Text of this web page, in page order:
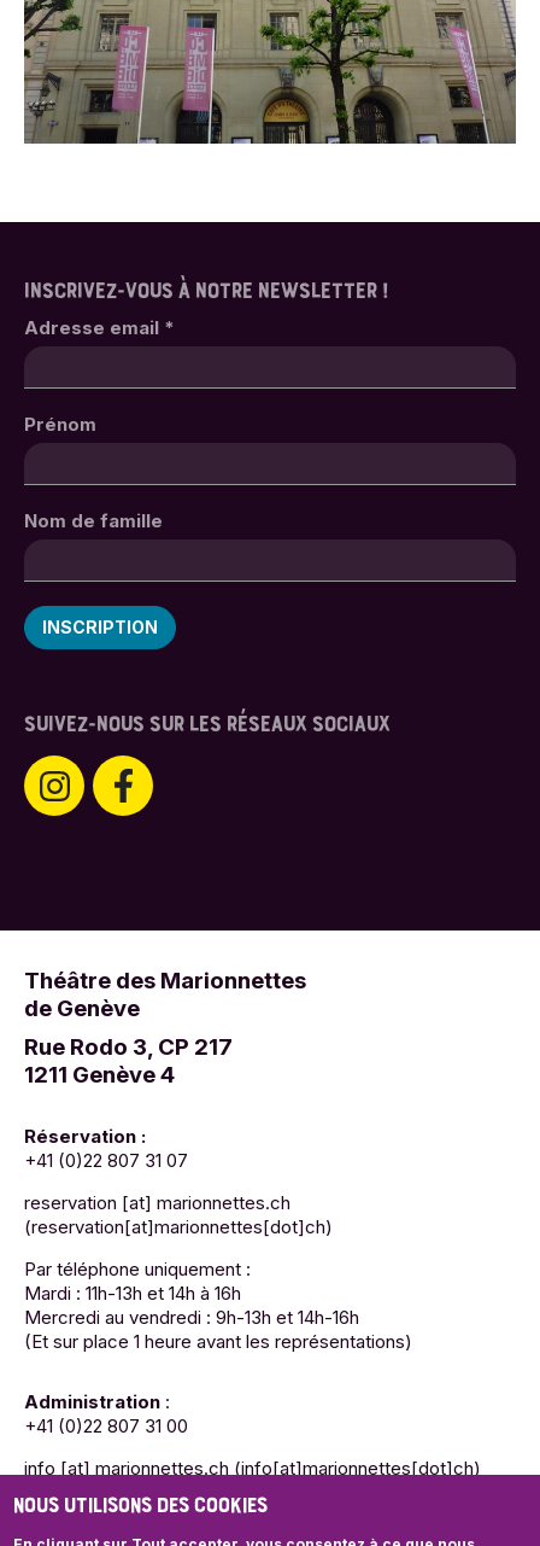
INSCRIVEZ-VOUS À NOTRE NEWSLETTER !
Adresse email *
Prénom
Nom de famille
SUIVEZ-NOUS SUR LES RÉSEAUX SOCIAUX
Théâtre des Marionnettes
de Genève
Rue Rodo 3, CP 217
1211 Genève 4
Réservation :
+41 (0)22 807 31 07
reservation [at] marionnettes.ch
(reservation[at]marionnettes[dot]ch)
Par téléphone uniquement :
Mardi : 11h-13h et 14h à 16h
Mercredi au vendredi : 9h-13h et 14h-16h
(Et sur place 1 heure avant les représentations)
Administration :
+41 (0)22 807 31 00
info [at] marionnettes.ch (info[at]marionnettes[dot]ch)
Mardi : 11h-13h et 14h à 16h
Mercredi au vendredi : 9h-13h et 14h-16h
NOUS UTILISONS DES COOKIES